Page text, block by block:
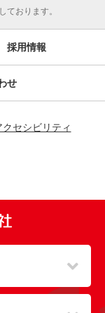
ております。
採用情報
せ
セシビリティ